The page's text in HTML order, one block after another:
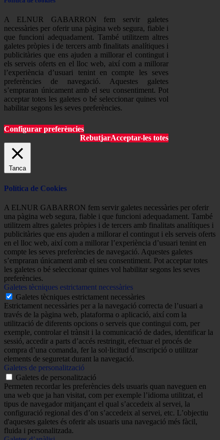
A ELNUR GABARRON fem servir galetes
necessàries per oferir una pàgina web segura, fiable i
que funcioni adequadament. També utilitzem altres
galetes pròpies i de tercers amb finalitats analítiques i
publicitàries que ens ajuden a millorar el contingut i
els serveis oferts en el lloc web, així com a millorar
l’experiència d’usuari tenint en compte les seves
preferències de navegació. Aquestes galetes
s’empraran únicament amb el seu consentiment. Pot
acceptar totes les galetes o bé seleccionar quines vol
habilitar segons les seves preferències.
Configurar preferències
RebutjarAcceptar-les totes
Tanca
Política de Cookies
A ELNUR GABARRON fem servir galetes necessàries per oferir
una pàgina web segura, fiable i que funcioni adequadament. També
utilitzem altres galetes pròpies i de tercers amb finalitats analítiques i
publicitàries que ens ajuden a millorar el contingut i els serveis oferts
en el lloc web, així com a millorar l’experiència d’usuari tenint en
compte les seves preferències de navegació. Aquestes galetes
s’empraran únicament amb el seu consentiment. Pot acceptar totes
les galetes o bé seleccionar quines vol habilitar segons les seves
preferències.
Galetes tècniques estrictament necessàries
Galetes tècniques estrictament necessàries
Estrictament necessàries per a la navegació correcta de l’usuari a
través de la pàgina web, plataforma o aplicació, així com la
utilització de diferents opcions o serveis que contingui com, per
exemple, controlar el trànsit i la comunicació de dades, identificar la
sessió, accedir a parts d’accés restringit, efectuar el procés de
compra d’una comanda, fer la sol·licitud d’inscripció o utilitzar
elements de seguretat durant la navegació.
Galetes de personalització
Galetes de personalització
Permeten recordar les preferències dels usuaris quan naveguen en
una web que ja han visitat, com per exemple l’idioma utilitzat, el
tipus de navegador mitjançant el qual s’accedeix al servei, la
configuració regional des d’on s’accedeix al servei, etc. L’objectiu
d'aquestes galetes és oferir als usuaris una navegació més fàcil,
fluida i personalitzada.